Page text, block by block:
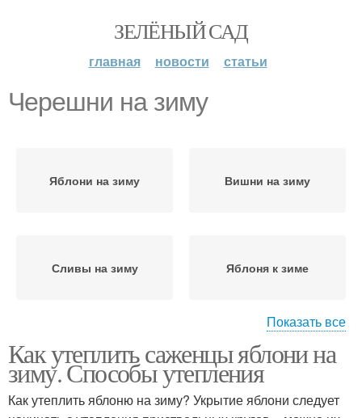
ЗЕЛЁНЫЙ САД
главная новости статьи
Черешни на зиму
Яблони на зиму Вишни на зиму
Сливы на зиму Яблоня к зиме
Груши к зиме Саженцы на зиму
Показать все
Как утеплить саженцы яблони на
зиму. Способы утепления
Как утеплить яблоню на зиму? Укрытие яблони следует